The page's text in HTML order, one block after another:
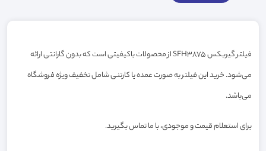
فیلتر گیربکس SFH3875 از محصولات باکیفیتی است که بدون گارانتی ارائه
می‌شود. خرید این فیلتر به صورت عمده یا کارتنی شامل تخفیف ویژه فروشگاه
می‌باشد.
برای استعلام قیمت و موجودی، با ما تماس بگیرید.